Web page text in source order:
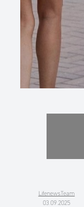
LifenewsTeam
03.09.2025